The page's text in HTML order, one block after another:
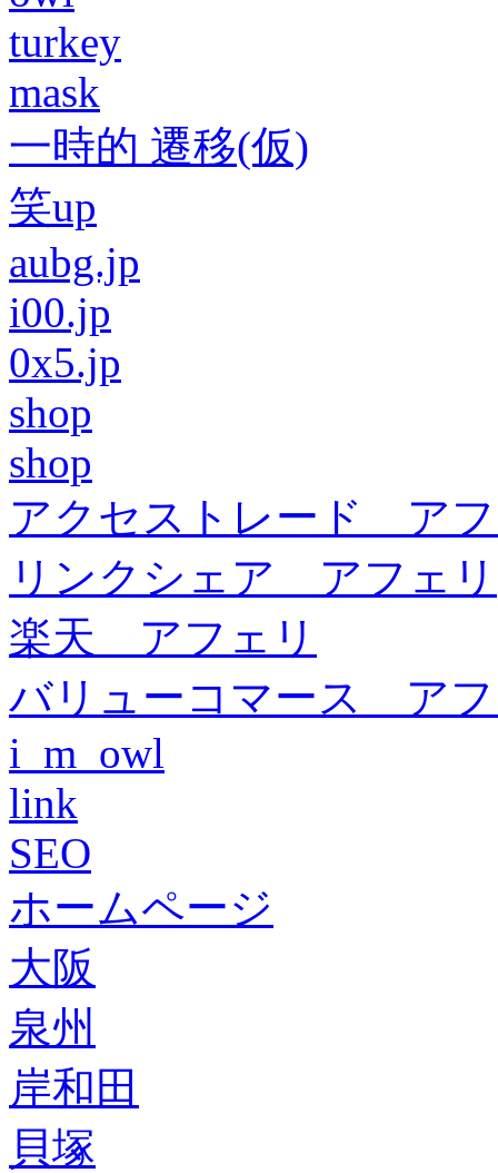
turkey
mask
一時的 遷移(仮)
笑up
aubg.jp
i00.jp
0x5.jp
shop
shop
アクセストレード ア
リンクシェア アフェリ
楽天 アフェリ
バリューコマース ア
i_m_owl
link
SEO
ホームページ
大阪
泉州
岸和田
貝塚